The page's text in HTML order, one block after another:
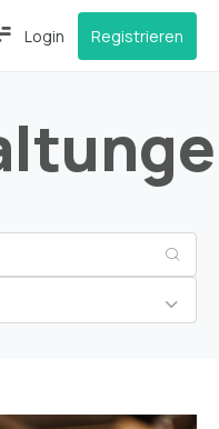
Login Registrieren